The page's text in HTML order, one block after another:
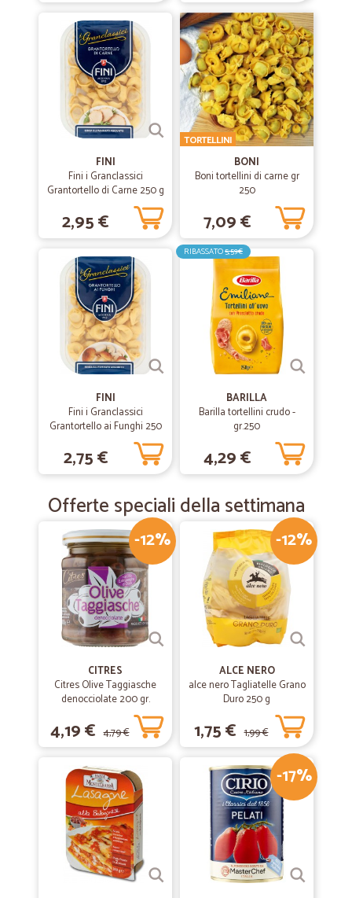
03/06/2019
—Giuseppe R.
Perfetto
Perfetto, veloce e pratico. Imballi sicuri e articoli vari con prezzi ottimi.
FINI
Fini i Granclassici
Grantortello di Carne 250 g
2,95 €
BONI
Boni tortellini di carne gr
250
TORTELLINI
7,09 €
FINI
Fini i Granclassici
Grantortello ai Funghi 250
2,75 €
RIBASSATO5,59€
BARILLA
Barilla tortellini crudo -
gr.250
4,29 €
Offerte speciali della settimana
-12%
CITRES
Citres Olive Taggiasche
denocciolate 200 gr.
4,19 € 4,79 €
-12%
ALCE NERO
alce nero Tagliatelle Grano
Duro 250 g
1,75 € 1,99 €
-17%